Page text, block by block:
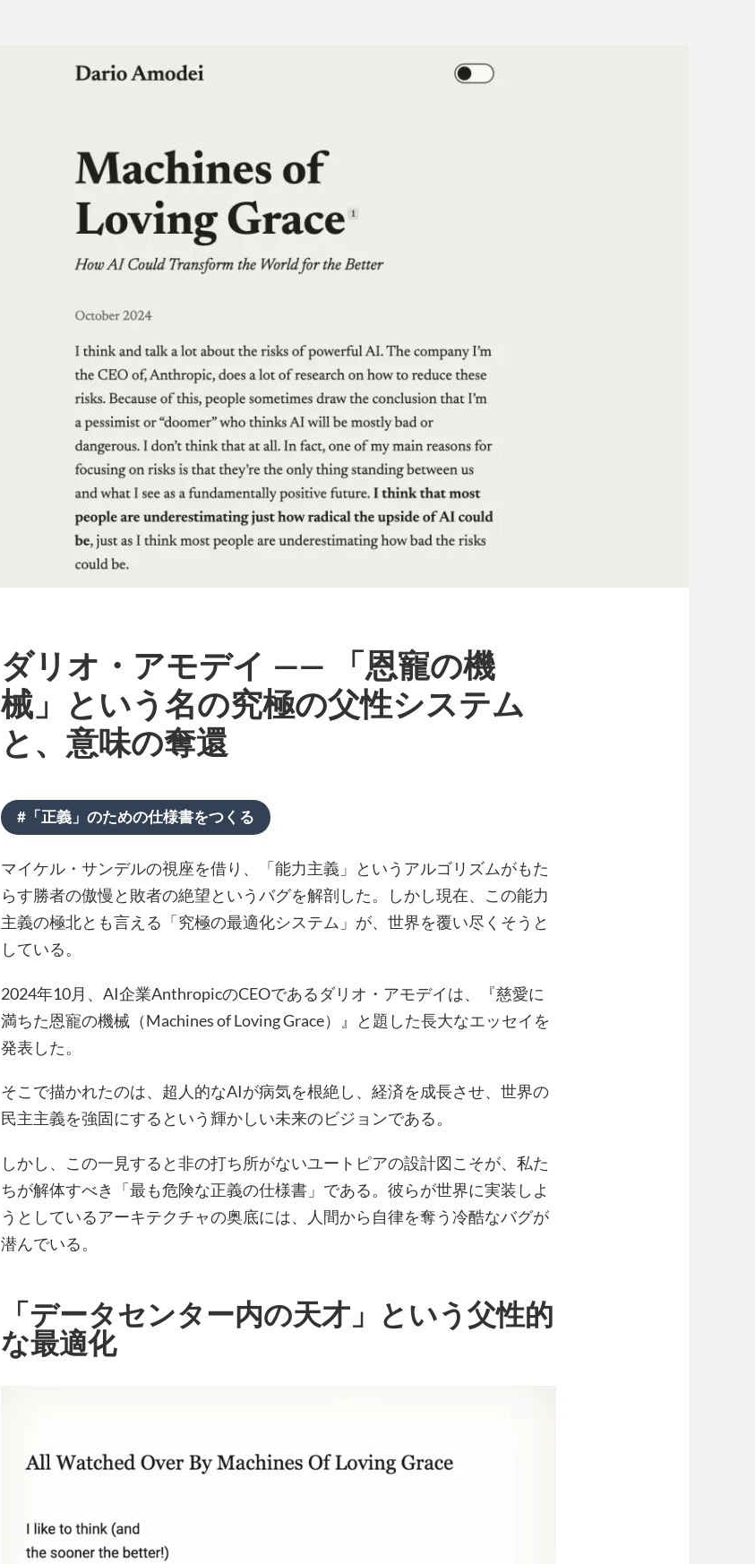
ダリオ・アモデイ ―― 「恩寵の機
械」という名の究極の父性システム
と、意味の奪還
#「正義」のための仕様書をつくる
マイケル・サンデルの視座を借り、「能力主義」というアルゴリズムがもた
らす勝者の傲慢と敗者の絶望というバグを解剖した。しかし現在、この能力
主義の極北とも言える「究極の最適化システム」が、世界を覆い尽くそうと
している。
2024年10月、AI企業AnthropicのCEOであるダリオ・アモデイは、『慈愛に
満ちた恩寵の機械（Machines of Loving Grace）』と題した長大なエッセイを
発表した。
そこで描かれたのは、超人的なAIが病気を根絶し、経済を成長させ、世界の
民主主義を強固にするという輝かしい未来のビジョンである。
しかし、この一見すると非の打ち所がないユートピアの設計図こそが、私た
ちが解体すべき「最も危険な正義の仕様書」である。彼らが世界に実装しよ
うとしているアーキテクチャの奥底には、人間から自律を奪う冷酷なバグが
潜んでいる。
「データセンター内の天才」という父性的
な最適化